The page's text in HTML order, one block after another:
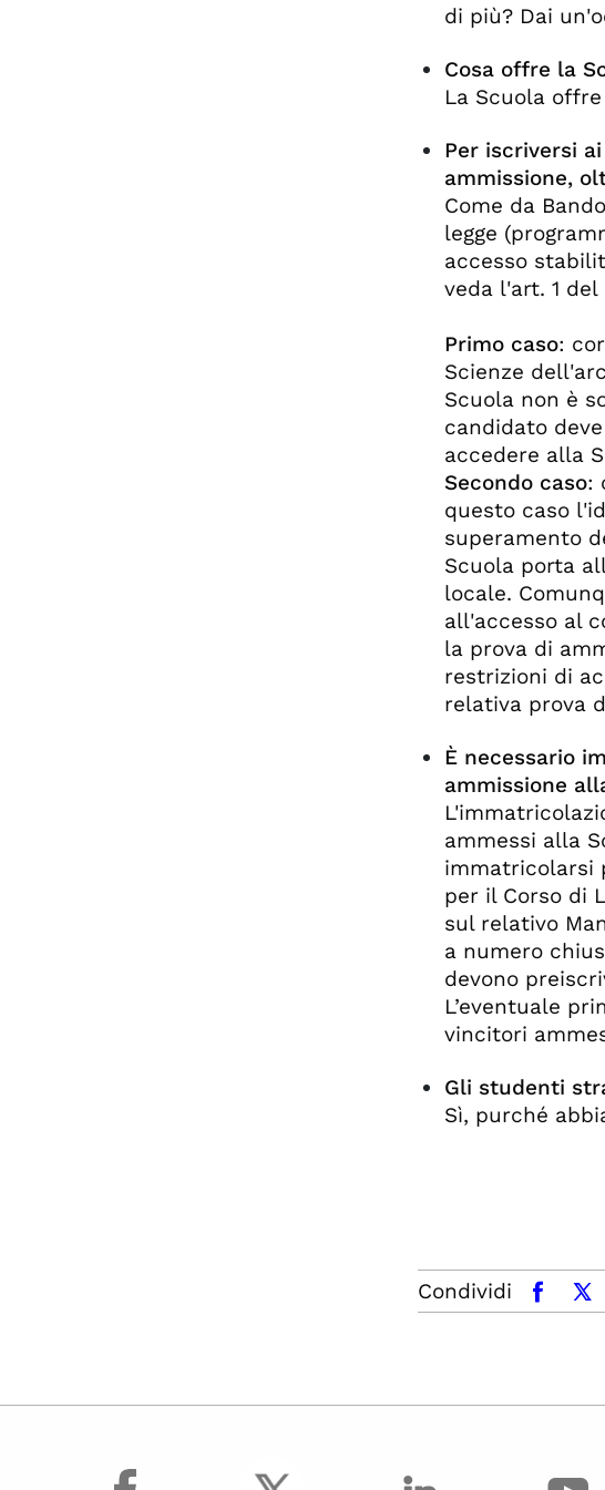
di più? Dai
Cosa offre la
La Scuola
Per iscriversi
ammissione,
Come da
legge
accesso
veda l'art. 1
Primo caso:
Scienze
Scuola non è
candidato
accedere alla
Secondo caso:
questo caso
superamento
Scuola porta
locale.
all'accesso al
la prova di
restrizioni di
relativa prova
È necessario
ammissione
ammessi alla
immatricolarsi
per il Corso di
sul relativo
a numero
devono
L’eventuale
vincitori
Gli studenti
Sì, purché
Condividi facebook
facebook